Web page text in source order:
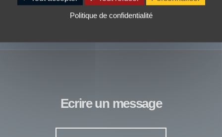
Ecrire un message
Politique de confidentialité